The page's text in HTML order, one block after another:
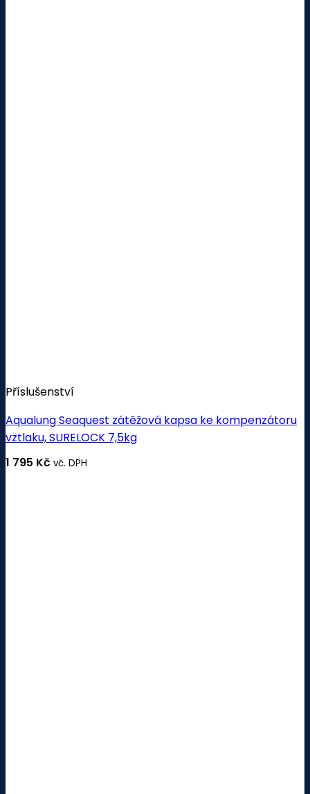
Příslušenství
Aqualung Seaquest zátěžová kapsa ke kompenzátoru
vztlaku, SURELOCK 7,5kg
1 795 Kč vč. DPH